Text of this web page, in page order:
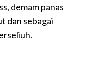
demam panas
dan sebagai